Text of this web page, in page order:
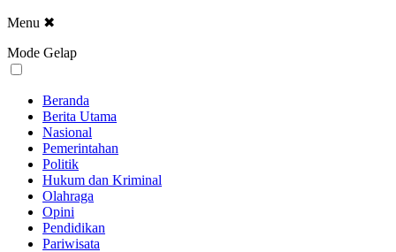
Menu ✖
Mode Gelap
Beranda
Berita Utama
Nasional
Pemerintahan
Politik
Hukum dan Kriminal
Olahraga
Opini
Pendidikan
Pariwisata